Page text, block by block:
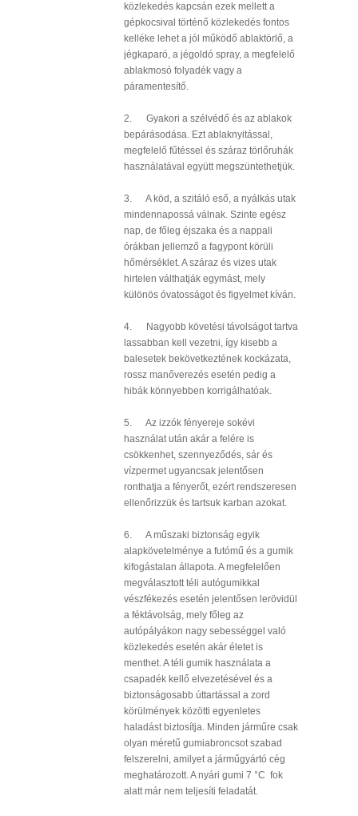
közlekedés kapcsán ezek mellett a
gépkocsival történő közlekedés fontos
kelléke lehet a jól működő ablaktörlő, a
jégkaparó, a jégoldó spray, a megfelelő
ablakmosó folyadék vagy a
páramentesítő.
2. Gyakori a szélvédő és az ablakok
bepárásodása. Ezt ablaknyitással,
megfelelő fűtéssel és száraz törlőruhák
használatával együtt megszüntethetjük.
3. A köd, a szitáló eső, a nyálkás utak
mindennapossá válnak. Szinte egész
nap, de főleg éjszaka és a nappali
órákban jellemző a fagypont körüli
hőmérséklet. A száraz és vizes utak
hirtelen válthatják egymást, mely
különös óvatosságot és figyelmet kíván.
4. Nagyobb követési távolságot tartva
lassabban kell vezetni, így kisebb a
balesetek bekövetkeztének kockázata,
rossz manőverezés esetén pedig a
hibák könnyebben korrigálhatóak.
5. Az izzók fényereje sokévi
használat után akár a felére is
csökkenhet, szennyeződés, sár és
vízpermet ugyancsak jelentősen
ronthatja a fényerőt, ezért rendszeresen
ellenőrizzük és tartsuk karban azokat.
6. A műszaki biztonság egyik
alapkövetelménye a futómű és a gumik
kifogástalan állapota. A megfelelően
megválasztott téli autógumikkal
vészfékezés esetén jelentősen lerövidül
a féktávolság, mely főleg az
autópályákon nagy sebességgel való
közlekedés esetén akár életet is
menthet. A téli gumik használata a
csapadék kellő elvezetésével és a
biztonságosabb úttartással a zord
körülmények közötti egyenletes
haladást biztosítja. Minden járműre csak
olyan méretű gumiabroncsot szabad
felszerelni, amilyet a járműgyártó cég
meghatározott. A nyári gumi 7 °C fok
alatt már nem teljesíti feladatát.